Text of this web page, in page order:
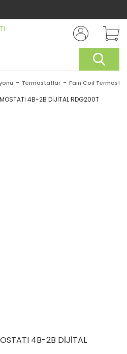
Termostatlar Fain Coil
4B-2B DİJİTAL